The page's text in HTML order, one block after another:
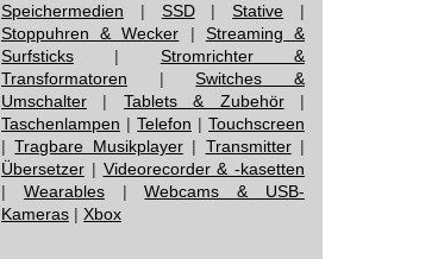
Speichermedien | SSD|Stative |
Stoppuhren & Wecker | Streaming &
Surfsticks | Stromrichter &
Transformatoren |Switches &
Umschalter | Tablets & Zubehör|
Taschenlampen | Telefon | Touchscreen
|Tragbare Musikplayer| Transmitter|
Übersetzer | Videorecorder & -kasetten
| Wearables|Webcams & USB-
Kameras | Xbox